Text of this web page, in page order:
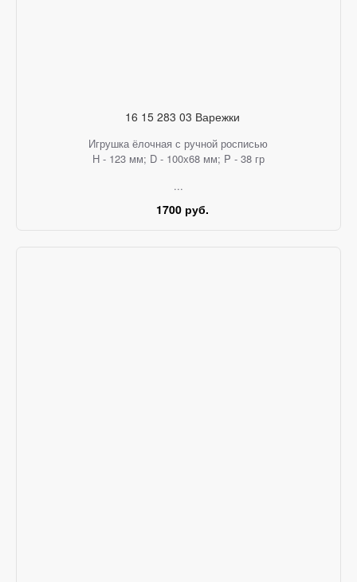
16 15 283 03 Варежки
Игрушка ёлочная с ручной росписью
H - 123 мм; D - 100х68 мм; P - 38 гр
...
1700 руб.